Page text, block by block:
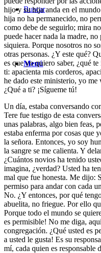
Buscar
Menú
hijo y su hija anda en el
hija no ha permanecido, no
como debe de seguirlo; mira
puede hacer nada la madre,
siquiera. Porque nosotros no
otras personas. ¿Y este qué?
es que yo quiero saber, ¿qué
ti: apacienta mis corderos,
he dado este ministerio, yo me
¿Qué a ti? ¡Sígueme tú!
Un día, estaba conversando
Tere fue testigo de esta
unas palabras, algo bien feas,
estaba enferma por cosas que
la señora. Entonces, yo soy
la sangre se me calienta. Y
¿Cuántos novios ha tenido
imagina, ¿verdad? Usted ha
mal que fue honesta. Me dijo:
permiso para andar con cada
No. ¿Y entonces, por qué
abuelita, no friegue. Por ello
Porque todo el mundo se
es permisible! No me diga,
congregación. ¿Qué usted es
a usted le gusta! Es su
mí, cada quien es responsable